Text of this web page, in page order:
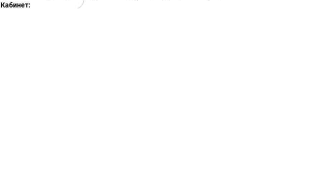
Кабинет:
EURO